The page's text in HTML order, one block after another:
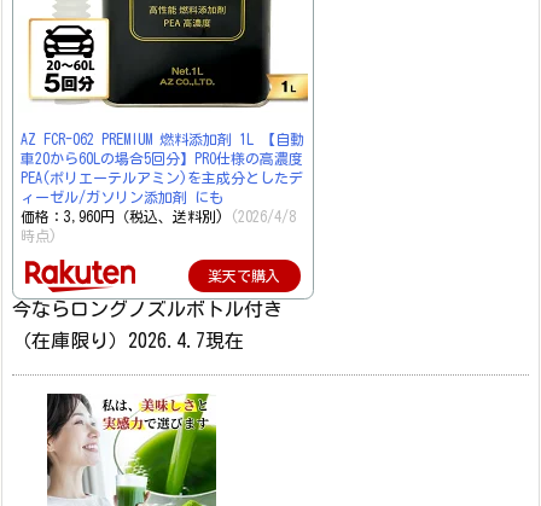
AZ FCR-062 PREMIUM 燃料添加剤 1L 【自動
車20から60Lの場合5回分】PRO仕様の高濃度
PEA(ポリエーテルアミン)を主成分としたデ
ィーゼル/ガソリン添加剤 にも
価格：3,960円（税込、送料別)
(2026/4/8
時点)
楽天で購入
今ならロングノズルボトル付き
（在庫限り）2026.4.7現在